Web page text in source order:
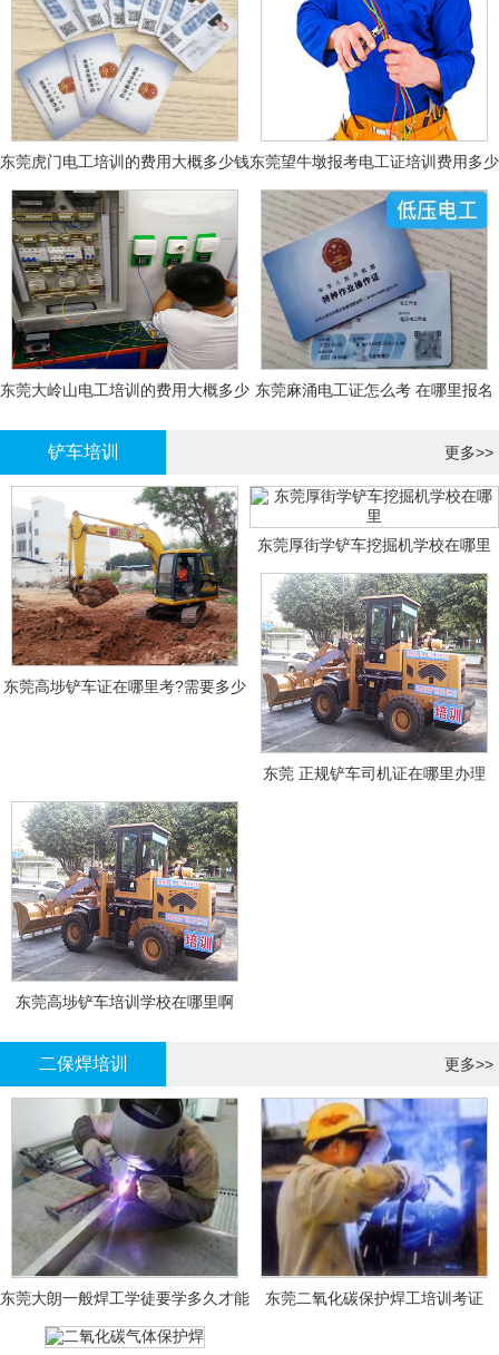
东莞虎门电工培训的费用大概多少钱东莞望牛墩报考电工证培训费用多少
钱
东莞大岭山电工培训的费用大概多少 东莞麻涌电工证怎么考 在哪里报名
铲车培训 更多>>
东莞高埗铲车证在哪里考?需要多少
东莞厚街学铲车挖掘机学校在哪里
东莞 正规铲车司机证在哪里办理
东莞高埗铲车培训学校在哪里啊
二保焊培训 更多>>
东莞大朗一般焊工学徒要学多久才能
拿证？
东莞二氧化碳保护焊工培训考证